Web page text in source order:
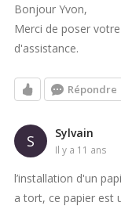
Bonjour Yvon,
Merci de poser
d'assistance.
Répondre
S Sylvain
il y a 11 ans
l’installation d'un
a tort, ce papier est